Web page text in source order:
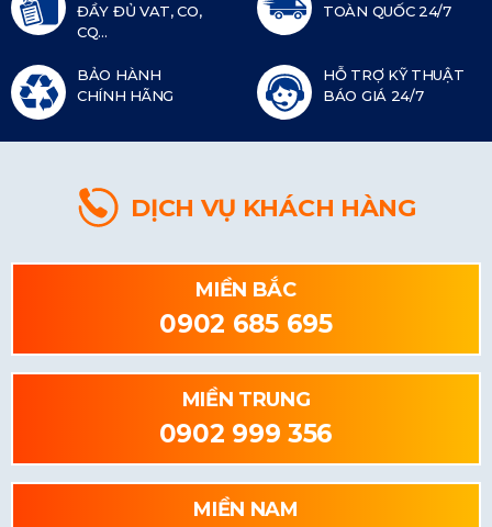
ĐẦY ĐỦ VAT, CO,
CQ...
TOÀN QUỐC 24/7
BẢO HÀNH
CHÍNH HÃNG
HỖ TRỢ KỸ THUẬT
BÁO GIÁ 24/7
DỊCH VỤ KHÁCH HÀNG
MIỀN BẮC
0902 685 695
MIỀN TRUNG
0902 999 356
MIỀN NAM